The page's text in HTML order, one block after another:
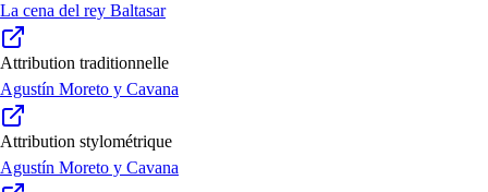
La cena del rey Baltasar
Attribution traditionnelle
Agustín Moreto y Cavana
Attribution stylométrique
Agustín Moreto y Cavana